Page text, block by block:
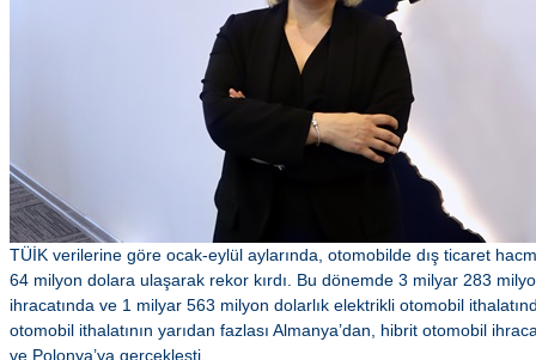
TÜİK verilerine göre ocak-eylül aylarında, otomobilde dış ticaret
64 milyon dolara ulaşarak rekor kırdı. Bu dönemde 3 milyar 283
ihracatında ve 1 milyar 563 milyon dolarlık elektrikli otomobil
otomobil ithalatının yarıdan fazlası Almanya’dan, hibrit otomobil
ve Polonya’ya gerçekleşti.